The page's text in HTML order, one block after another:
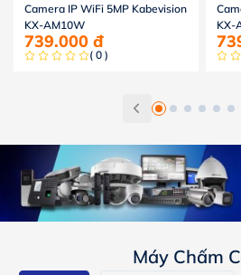
Camera IP WiFi 5MP Kabevision
KX-AM10W
739.000 đ
( 0 )
KX-
Máy Chấm